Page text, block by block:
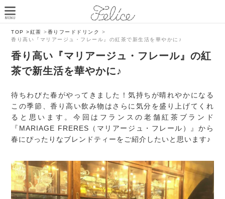
TOP >紅茶 >香りフードドリンク
>
香り高い『マリアージュ・フレール』の紅茶で新生活を華やかに♪
香り高い『マリアージュ・フレール』の紅
茶で新生活を華やかに♪
待ちわびた春がやってきました！気持ちが晴れやかになる
この季節、香り高い飲み物はさらに気分を盛り上げてくれ
ると思います。今回はフランスの老舗紅茶ブランド
『MARIAGE FRERES（マリアージュ・フレール）』から
春にぴったりなブレンドティーをご紹介したいと思います♪